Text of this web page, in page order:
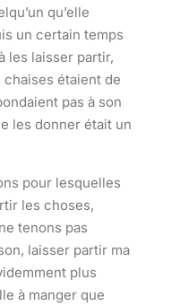
qu’elle
un certain temps
les laisser partir,
étaient de
pas à son
les donner était un
pour lesquelles
les choses,
tenons pas
laisser partir ma
plus
à manger que